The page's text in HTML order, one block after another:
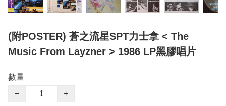
(附POSTER) 蒼之流星SPT力士拿 < The
Music From Layzner > 1986 LP黑膠唱片
數量
−
+